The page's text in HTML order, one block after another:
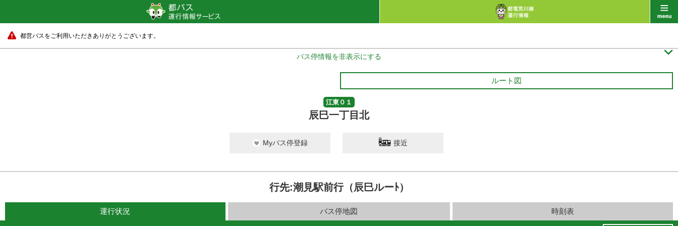
都営バスをご利用いただきありがとうございます。
バス停情報を非表示にする 
ルート図
江東０１
辰巳一丁目北
Myバス停登録 接近
行先:潮見駅前行（辰巳ルーﾄ）
運行状況 バス停地図 時刻表